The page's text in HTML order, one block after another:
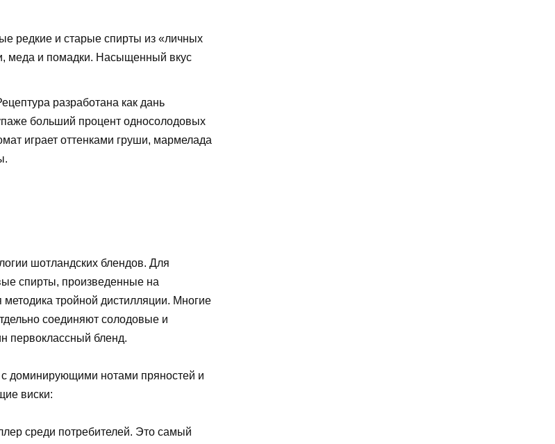
редкие и старые спирты из «личных
меда и помадки. Насыщенный вкус
разработана как дань
больший процент односолодовых
играет оттенками груши, мармелада
шотландских блендов. Для
спирты, произведенные на
тройной дистилляции. Многие
соединяют солодовые и
первоклассный бленд.
с доминирующими нотами пряностей и
виски:
среди потребителей. Это самый